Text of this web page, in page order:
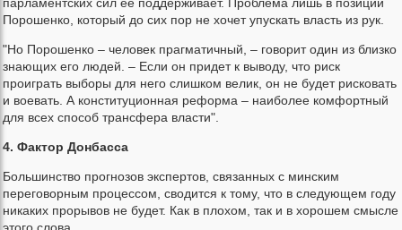
Порошенко, который до сих пор не хочет упускать власть из рук.
"Но Порошенко – человек прагматичный, – говорит один из близко
знающих его людей. – Если он придет к выводу, что риск
проиграть выборы для него слишком велик, он не будет рисковать
и воевать. А конституционная реформа – наиболее комфортный
для всех способ трансфера власти".
4. Фактор Донбасса
Большинство прогнозов экспертов, связанных с минским
переговорным процессом, сводится к тому, что в следующем году
никаких прорывов не будет. Как в плохом, так и в хорошем смысле